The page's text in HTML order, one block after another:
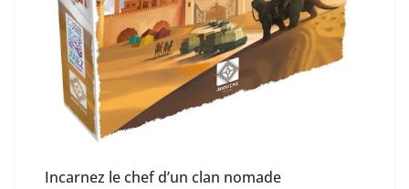
Incarnez le chef d’un clan nomade